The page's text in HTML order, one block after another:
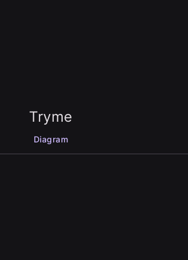
Tryme
Diagram